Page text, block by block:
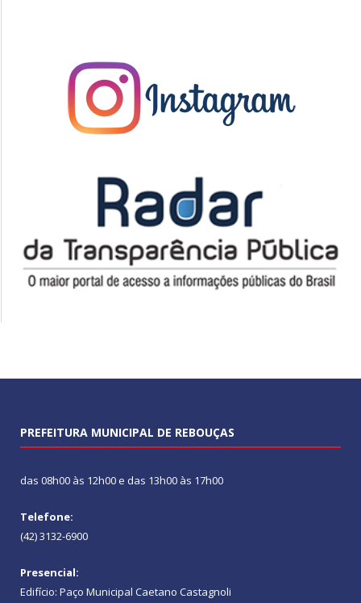
PREFEITURA MUNICIPAL DE REBOUÇAS
das 08h00 às 12h00 e das 13h00 às 17h00
Telefone:
(42) 3132-6900
Presencial:
Edifício: Paço Municipal Caetano Castagnoli